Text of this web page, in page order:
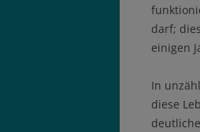
darf;
einigen
In
diese